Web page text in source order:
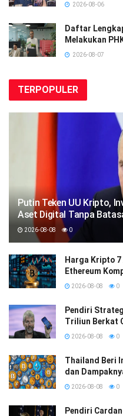
2026-08-06
Daftar
Melakukan
2026-08-07
TERPOPULER
Putin Teken UU Kripto,
Aset Digital Tanpa
2026-08-08 0
Harga Kripto
Ethereum
2026-08-08 0
Pendiri
Triliun Berkat
2026-08-08 0
Thailand Beri
dan
2026-08-08 0
Pendiri